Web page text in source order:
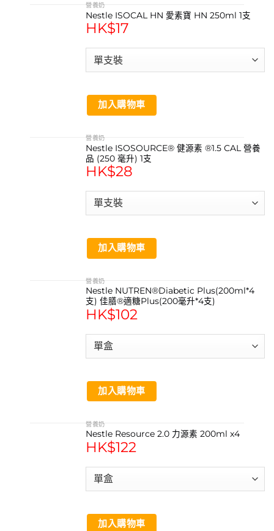
營養奶
Nestle ISOCAL HN 愛素寶 HN 250ml 1支
HK$17
加入購物車
營養奶
Nestle ISOSOURCE® 健源素 ®1.5 CAL 營養
品 (250 毫升) 1支
HK$28
加入購物車
營養奶
Nestle NUTREN®Diabetic Plus(200ml*4
支) 佳膳®適糖Plus(200毫升*4支)
HK$102
加入購物車
營養奶
Nestle Resource 2.0 力源素 200ml x4
HK$122
加入購物車